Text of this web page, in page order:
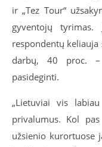
ir „Tez Tour“
gyventojų
respondentų
darbų, 40 proc.
pasideginti.
„Lietuviai vis
privalumus. Kol
užsienio kurortuose